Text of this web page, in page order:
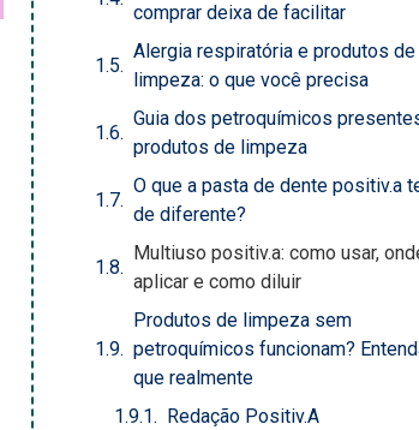
comprar deixa de facilitar
Alergia respiratória e produtos de
limpeza: o que você precisa
Guia dos petroquímicos
produtos de limpeza
O que a pasta de dente positiv.a
de diferente?
Multiuso positiv.a: como usar,
aplicar e como diluir
Produtos de limpeza sem
petroquímicos funcionam?
que realmente
Redação Positiv.A